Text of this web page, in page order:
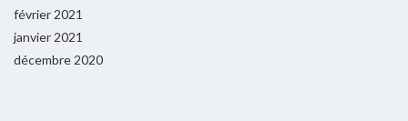
février 2021
janvier 2021
décembre 2020